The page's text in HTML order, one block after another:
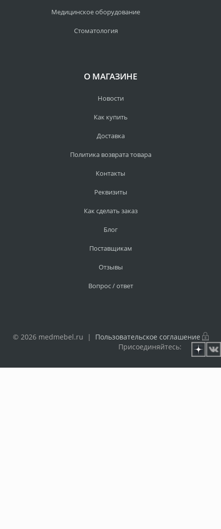
Медицинское оборудование
Стоматология
О МАГАЗИНЕ
Новости
Как купить
Доставка
Политика возврата товара
Контакты
Реквизиты
Как сделать заказ
Блог
Поставщикам
Отзывы
Вопрос / ответ
© 2026 medmebel.ru | Пользовательское соглашение
Присоединяйтесь: